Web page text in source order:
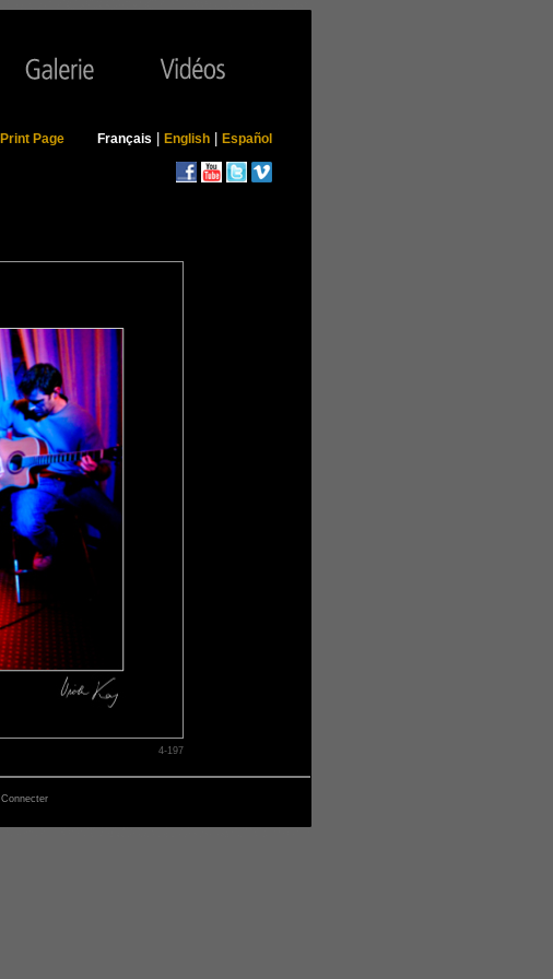
Print Page Français English Español
4-197
Connecter